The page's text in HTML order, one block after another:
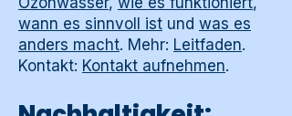
wann es sinnvoll ist und was es
anders macht. Mehr: Leitfaden.
Kontakt: Kontakt aufnehmen.